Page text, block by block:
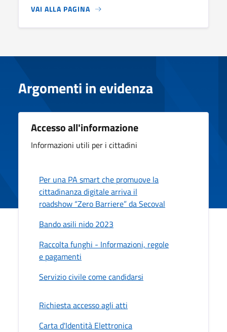
VAI ALLA PAGINA
Argomenti in evidenza
Accesso all'informazione
Informazioni utili per i cittadini
Per una PA smart che promuove la
cittadinanza digitale arriva il
roadshow “Zero Barriere” da Secoval
Bando asili nido 2023
Raccolta funghi - Informazioni, regole
e pagamenti
Servizio civile come candidarsi
Richiesta accesso agli atti
Carta d'Identità Elettronica